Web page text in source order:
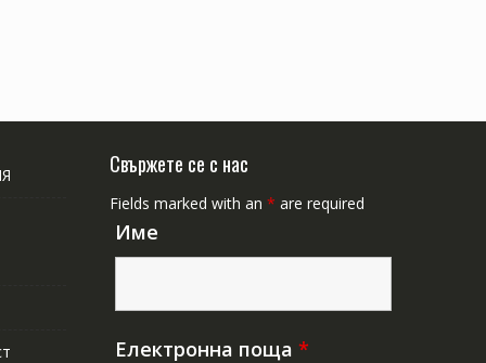
Свържете се с нас
Fields marked with an * are required
Име
Електронна поща *